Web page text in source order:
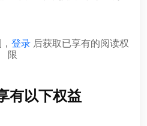
登录 后获取已享有的阅读权
限
有以下权益